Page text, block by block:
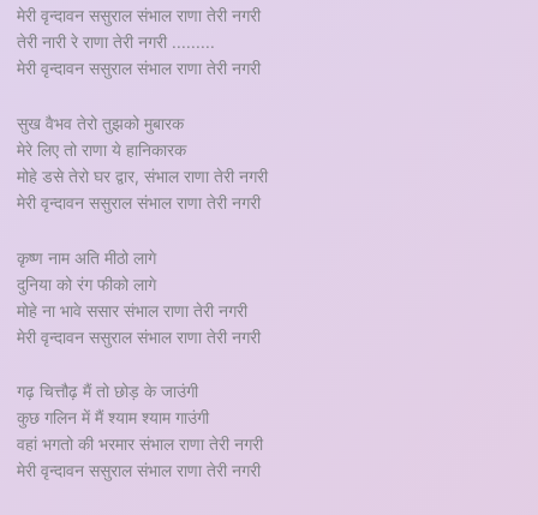
मेरी वृन्दावन ससुराल संभाल राणा तेरी नगरी
तेरी नारी रे राणा तेरी नगरी .........
मेरी वृन्दावन ससुराल संभाल राणा तेरी नगरी
सुख वैभव तेरो तुझको मुबारक
मेरे लिए तो राणा ये हानिकारक
मोहे डसे तेरो घर द्वार, संभाल राणा तेरी नगरी
मेरी वृन्दावन ससुराल संभाल राणा तेरी नगरी
कृष्ण नाम अति मीठो लागे
दुनिया को रंग फीको लागे
मोहे ना भावे ससार संभाल राणा तेरी नगरी
मेरी वृन्दावन ससुराल संभाल राणा तेरी नगरी
गढ़ चित्तौढ़ मैं तो छोड़ के जाउंगी
कुछ गलिन में मैं श्याम श्याम गाउंगी
वहां भगतो की भरमार संभाल राणा तेरी नगरी
मेरी वृन्दावन ससुराल संभाल राणा तेरी नगरी